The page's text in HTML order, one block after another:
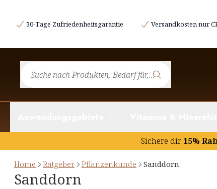
30-Tage Zufriedenheitsgarantie Versandkosten nur
Sichere dir 15%
Home Ratgeber Pflanzenkunde Sanddorn
Sanddorn
Etymologie und Geschichtliches
Rezept mit Sanddorn
Hinweise